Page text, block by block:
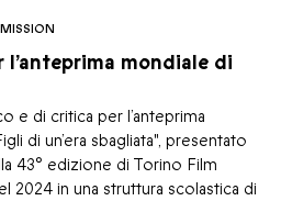
l’anteprima mondiale di
e di critica per l’anteprima
di un’era sbagliata", presentato
43° edizione di Torino Film
2024 in una struttura scolastica di